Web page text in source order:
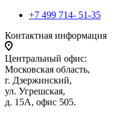
+7 499 714- 51-35
Контактная информация
Центральный офис:
Московская область,
г. Дзержинский,
ул. Угрешская,
д. 15А, офис 505.